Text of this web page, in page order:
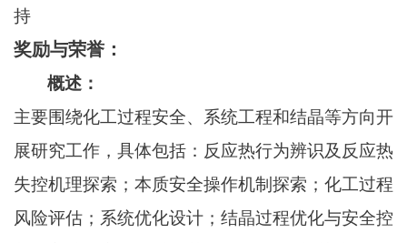
持
奖励与荣誉：
概述：
主要围绕化工过程安全、系统工程和结晶等方向开
展研究工作，具体包括：反应热行为辨识及反应热
失控机理探索；本质安全操作机制探索；化工过程
风险评估；系统优化设计；结晶过程优化与安全控